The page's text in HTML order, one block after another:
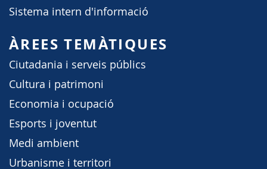
Sistema intern d'informació
ÀREES TEMÀTIQUES
Ciutadania i serveis públics
Cultura i patrimoni
Economia i ocupació
Esports i joventut
Medi ambient
Urbanisme i territori